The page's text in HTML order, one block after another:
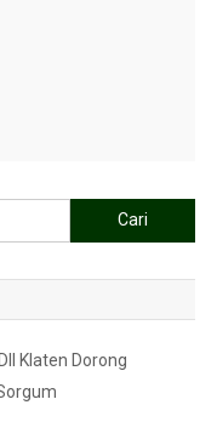
Klaten Dorong